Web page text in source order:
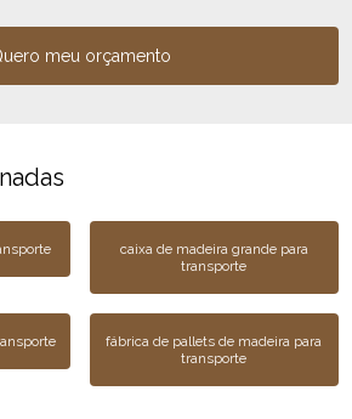
meu orçamento
caixa de madeira grande para
transporte
fábrica de pallets de madeira para
transporte